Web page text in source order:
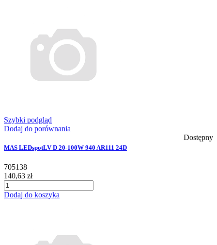
Szybki podgląd
Dodaj do porównania
Dostępny
MAS LEDspotLV D 20-100W 940 AR111 24D
705138
140,63 zł
Dodaj do koszyka